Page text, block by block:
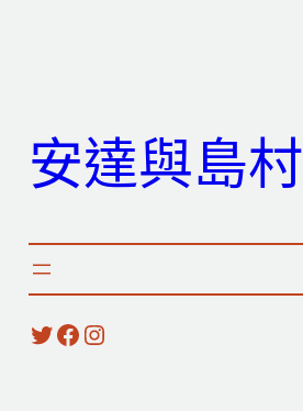
安達與島村
X Facebook Instagram